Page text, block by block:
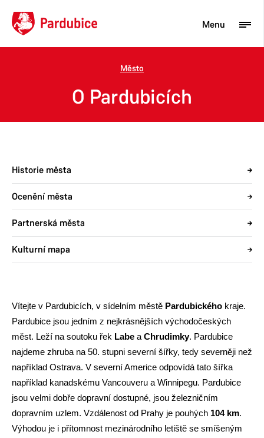
Turista
Město
Město
O Pardubicích
Historie města
Ocenění města
Partnerská města
Kulturní mapa
Vítejte v Pardubicích, v sídelním městě Pardubického kraje.
Pardubice jsou jedním z nejkrásnějších východočeských
měst. Leží na soutoku řek Labe a Chrudimky. Pardubice
najdeme zhruba na 50. stupni severní šířky, tedy severněji než
například Ostrava. V severní Americe odpovídá tato šířka
například kanadskému Vancouveru a Winnipegu. Pardubice
jsou velmi dobře dopravní dostupné, jsou železničním
dopravním uzlem. Vzdálenost od Prahy je pouhých 104 km.
Výhodou je i přítomnost mezinárodního letiště se smíšeným
Menu